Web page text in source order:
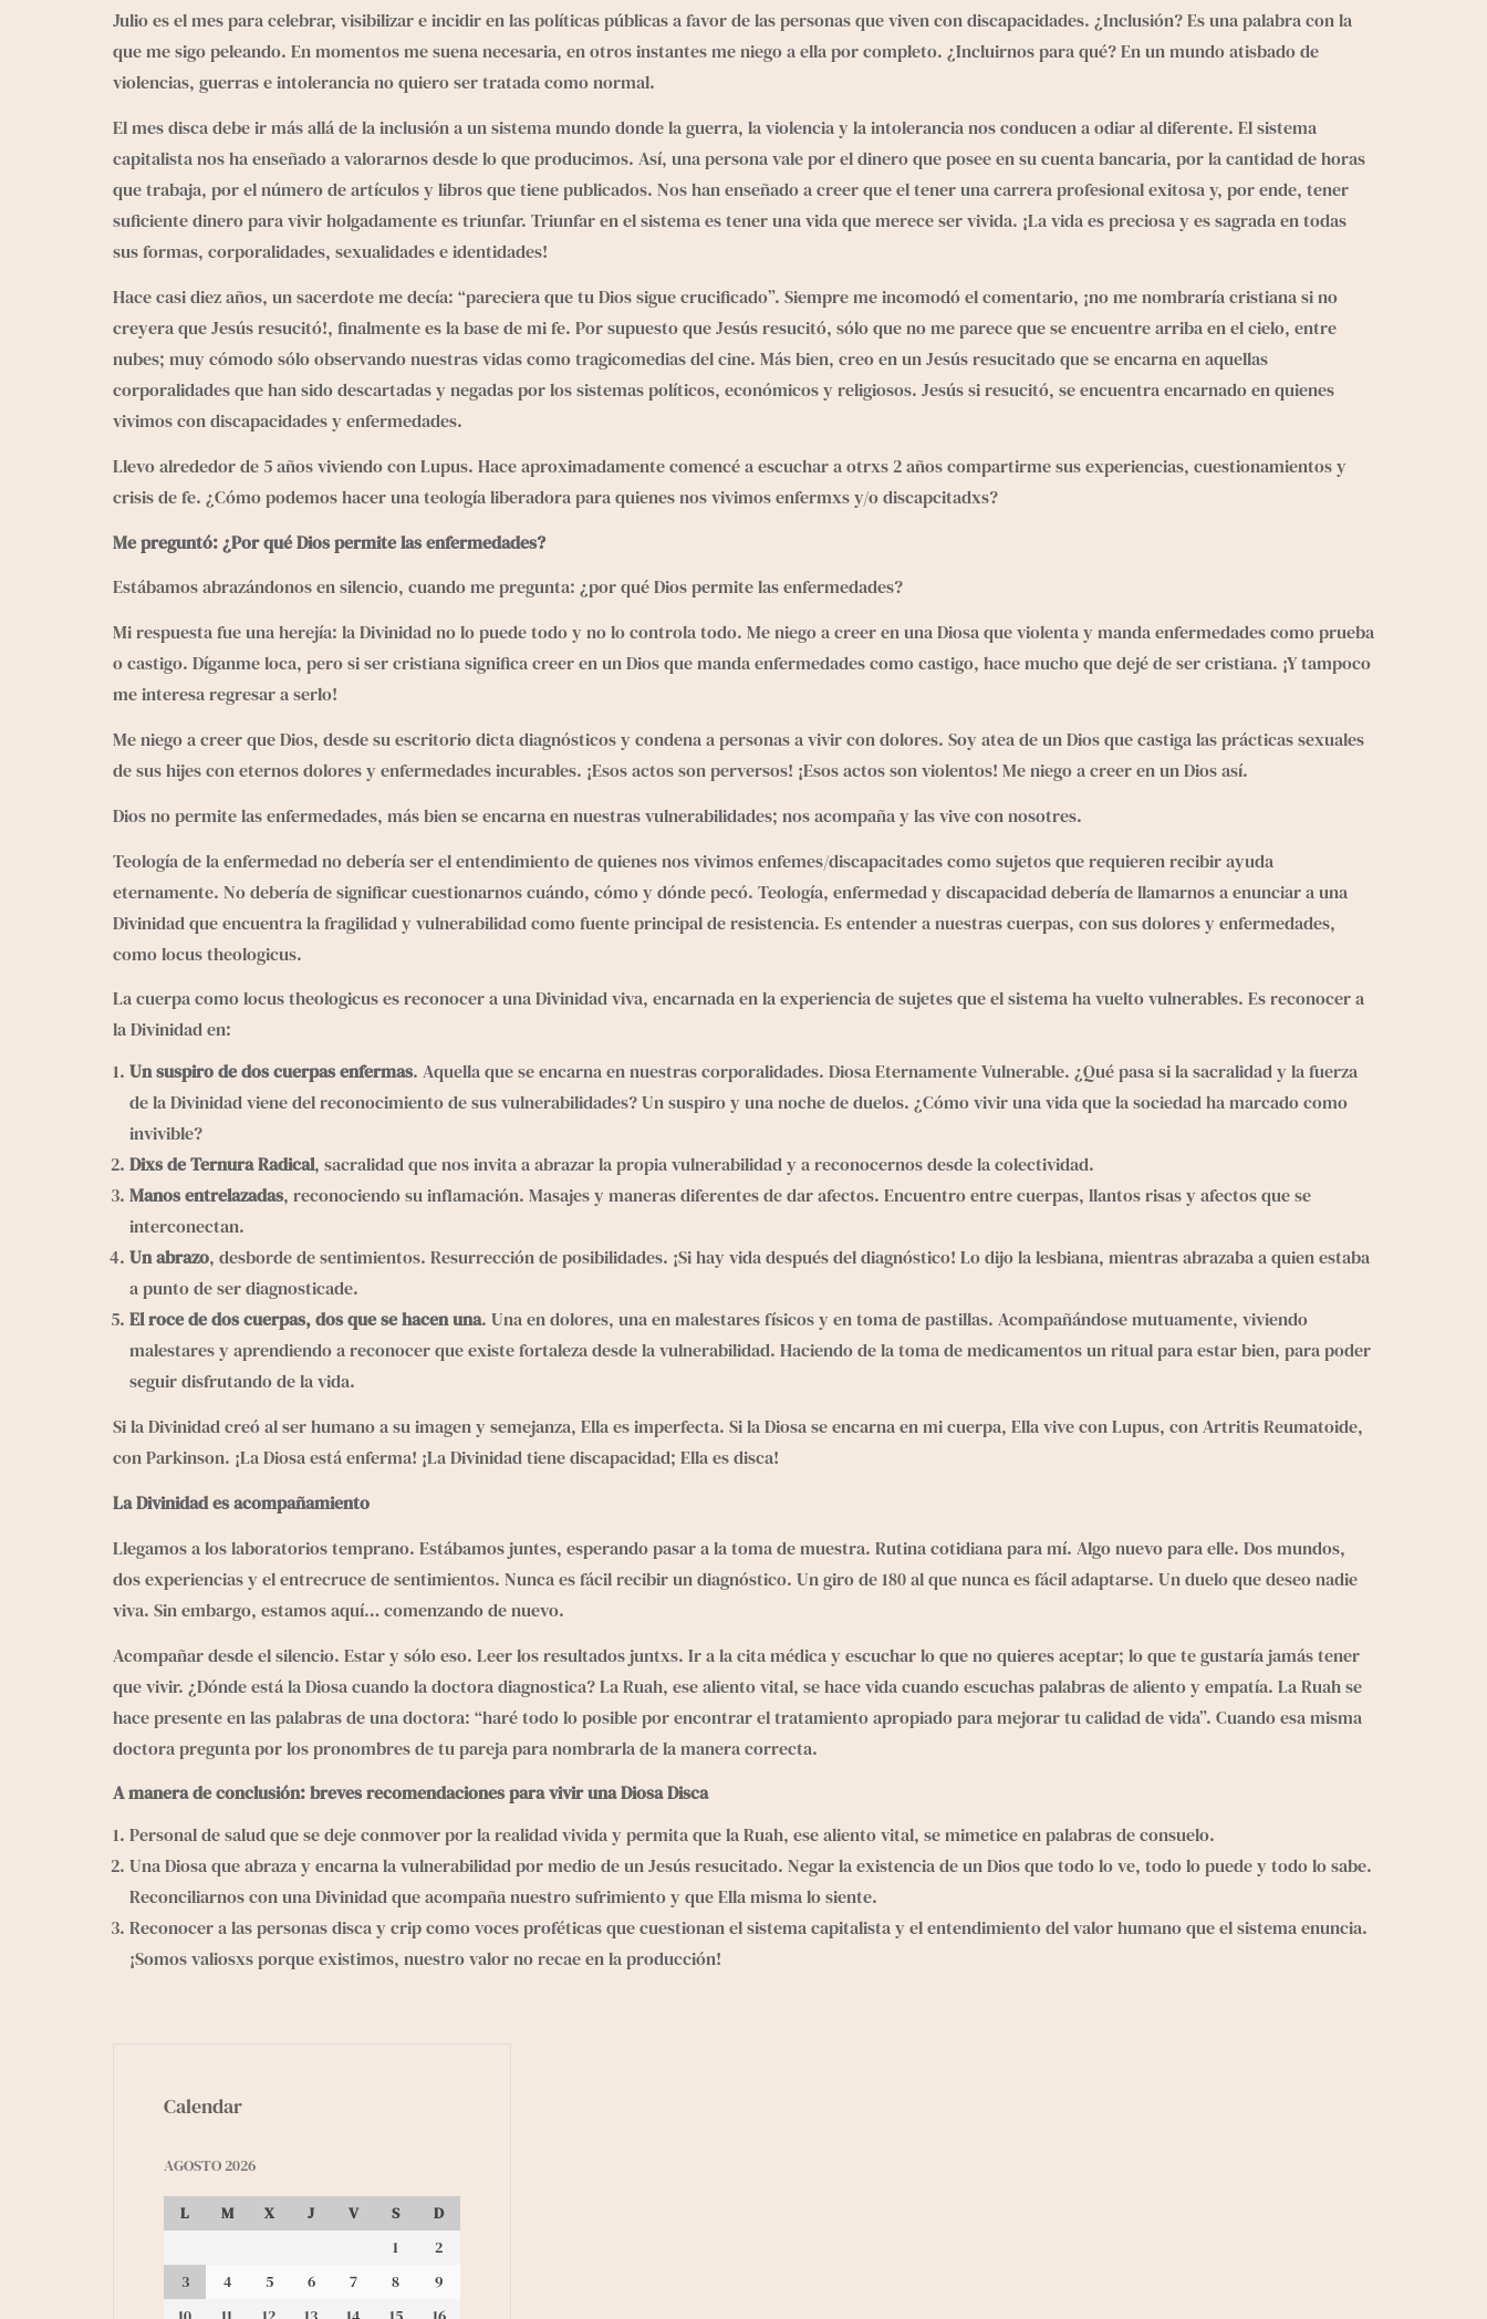
Julio es el mes para celebrar, visibilizar e incidir en las políticas públicas a favor de las personas que viven con discapacidades. ¿Inclusión? Es una palabra con la
que me sigo peleando. En momentos me suena necesaria, en otros instantes me niego a ella por completo. ¿Incluirnos para qué? En un mundo atisbado de
violencias, guerras e intolerancia no quiero ser tratada como normal.
El mes disca debe ir más allá de la inclusión a un sistema mundo donde la guerra, la violencia y la intolerancia nos conducen a odiar al diferente. El sistema
capitalista nos ha enseñado a valorarnos desde lo que producimos. Así, una persona vale por el dinero que posee en su cuenta bancaria, por la cantidad de horas
que trabaja, por el número de artículos y libros que tiene publicados. Nos han enseñado a creer que el tener una carrera profesional exitosa y, por ende, tener
suficiente dinero para vivir holgadamente es triunfar. Triunfar en el sistema es tener una vida que merece ser vivida. ¡La vida es preciosa y es sagrada en todas
sus formas, corporalidades, sexualidades e identidades!
Hace casi diez años, un sacerdote me decía: “pareciera que tu Dios sigue crucificado”. Siempre me incomodó el comentario, ¡no me nombraría cristiana si no
creyera que Jesús resucitó!, finalmente es la base de mi fe. Por supuesto que Jesús resucitó, sólo que no me parece que se encuentre arriba en el cielo, entre
nubes; muy cómodo sólo observando nuestras vidas como tragicomedias del cine. Más bien, creo en un Jesús resucitado que se encarna en aquellas
corporalidades que han sido descartadas y negadas por los sistemas políticos, económicos y religiosos. Jesús si resucitó, se encuentra encarnado en quienes
vivimos con discapacidades y enfermedades.
Llevo alrededor de 5 años viviendo con Lupus. Hace aproximadamente comencé a escuchar a otrxs 2 años compartirme sus experiencias, cuestionamientos y
crisis de fe. ¿Cómo podemos hacer una teología liberadora para quienes nos vivimos enfermxs y/o discapcitadxs?
Me preguntó: ¿Por qué Dios permite las enfermedades?
Estábamos abrazándonos en silencio, cuando me pregunta: ¿por qué Dios permite las enfermedades?
Mi respuesta fue una herejía: la Divinidad no lo puede todo y no lo controla todo. Me niego a creer en una Diosa que violenta y manda enfermedades como prueba
o castigo. Díganme loca, pero si ser cristiana significa creer en un Dios que manda enfermedades como castigo, hace mucho que dejé de ser cristiana. ¡Y tampoco
me interesa regresar a serlo!
Me niego a creer que Dios, desde su escritorio dicta diagnósticos y condena a personas a vivir con dolores. Soy atea de un Dios que castiga las prácticas sexuales
de sus hijes con eternos dolores y enfermedades incurables. ¡Esos actos son perversos! ¡Esos actos son violentos! Me niego a creer en un Dios así.
Dios no permite las enfermedades, más bien se encarna en nuestras vulnerabilidades; nos acompaña y las vive con nosotres.
Teología de la enfermedad no debería ser el entendimiento de quienes nos vivimos enfemes/discapacitades como sujetos que requieren recibir ayuda
eternamente. No debería de significar cuestionarnos cuándo, cómo y dónde pecó. Teología, enfermedad y discapacidad debería de llamarnos a enunciar a una
Divinidad que encuentra la fragilidad y vulnerabilidad como fuente principal de resistencia. Es entender a nuestras cuerpas, con sus dolores y enfermedades,
como locus theologicus.
La cuerpa como locus theologicus es reconocer a una Divinidad viva, encarnada en la experiencia de sujetes que el sistema ha vuelto vulnerables. Es reconocer a
la Divinidad en:
Un suspiro de dos cuerpas enfermas. Aquella que se encarna en nuestras corporalidades. Diosa Eternamente Vulnerable. ¿Qué pasa si la sacralidad y la fuerza
de la Divinidad viene del reconocimiento de sus vulnerabilidades? Un suspiro y una noche de duelos. ¿Cómo vivir una vida que la sociedad ha marcado como
invivible?
Dixs de Ternura Radical, sacralidad que nos invita a abrazar la propia vulnerabilidad y a reconocernos desde la colectividad.
Manos entrelazadas, reconociendo su inflamación. Masajes y maneras diferentes de dar afectos. Encuentro entre cuerpas, llantos risas y afectos que se
interconectan.
Un abrazo, desborde de sentimientos. Resurrección de posibilidades. ¡Si hay vida después del diagnóstico! Lo dijo la lesbiana, mientras abrazaba a quien estaba
a punto de ser diagnosticade.
El roce de dos cuerpas, dos que se hacen una. Una en dolores, una en malestares físicos y en toma de pastillas. Acompañándose mutuamente, viviendo
malestares y aprendiendo a reconocer que existe fortaleza desde la vulnerabilidad. Haciendo de la toma de medicamentos un ritual para estar bien, para poder
seguir disfrutando de la vida.
Si la Divinidad creó al ser humano a su imagen y semejanza, Ella es imperfecta. Si la Diosa se encarna en mi cuerpa, Ella vive con Lupus, con Artritis Reumatoide,
con Parkinson. ¡La Diosa está enferma! ¡La Divinidad tiene discapacidad; Ella es disca!
La Divinidad es acompañamiento
Llegamos a los laboratorios temprano. Estábamos juntes, esperando pasar a la toma de muestra. Rutina cotidiana para mí. Algo nuevo para elle. Dos mundos,
dos experiencias y el entrecruce de sentimientos. Nunca es fácil recibir un diagnóstico. Un giro de 180 al que nunca es fácil adaptarse. Un duelo que deseo nadie
viva. Sin embargo, estamos aquí… comenzando de nuevo.
Acompañar desde el silencio. Estar y sólo eso. Leer los resultados juntxs. Ir a la cita médica y escuchar lo que no quieres aceptar; lo que te gustaría jamás tener
que vivir. ¿Dónde está la Diosa cuando la doctora diagnostica? La Ruah, ese aliento vital, se hace vida cuando escuchas palabras de aliento y empatía. La Ruah se
hace presente en las palabras de una doctora: “haré todo lo posible por encontrar el tratamiento apropiado para mejorar tu calidad de vida”. Cuando esa misma
doctora pregunta por los pronombres de tu pareja para nombrarla de la manera correcta.
A manera de conclusión: breves recomendaciones para vivir una Diosa Disca
Personal de salud que se deje conmover por la realidad vivida y permita que la Ruah, ese aliento vital, se mimetice en palabras de consuelo.
Una Diosa que abraza y encarna la vulnerabilidad por medio de un Jesús resucitado. Negar la existencia de un Dios que todo lo ve, todo lo puede y todo lo sabe.
Reconciliarnos con una Divinidad que acompaña nuestro sufrimiento y que Ella misma lo siente.
Reconocer a las personas disca y crip como voces proféticas que cuestionan el sistema capitalista y el entendimiento del valor humano que el sistema enuncia.
¡Somos valiosxs porque existimos, nuestro valor no recae en la producción!
Calendar
AGOSTO 2026
L M X J V S
D
1
2
3
4 5 6 7 8
9